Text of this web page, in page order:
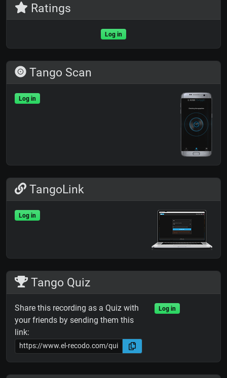
Ratings
Log in
Tango Scan
Log in
TangoLink
Log in
Tango Quiz
Share this recording as a Quiz with
your friends by sending them this
link:
Log in